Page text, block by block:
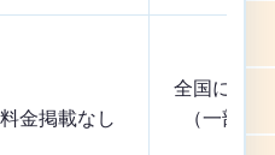
料金掲載なし
全国に店舗
（一部地